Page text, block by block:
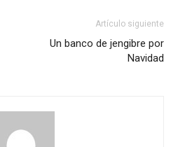
Artículo siguiente
Un banco de jengibre por
Navidad